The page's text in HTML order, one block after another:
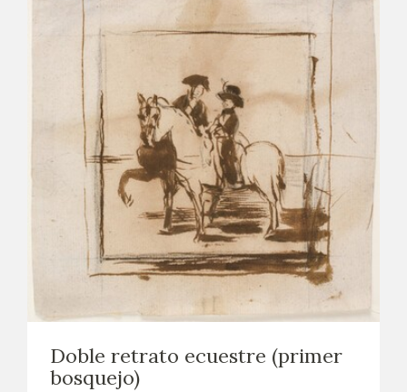
Doble retrato ecuestre (primer
bosquejo)